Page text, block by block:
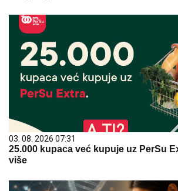
03. 08. 2026 07:31
25.000 kupaca već kupuje uz PerSu
više